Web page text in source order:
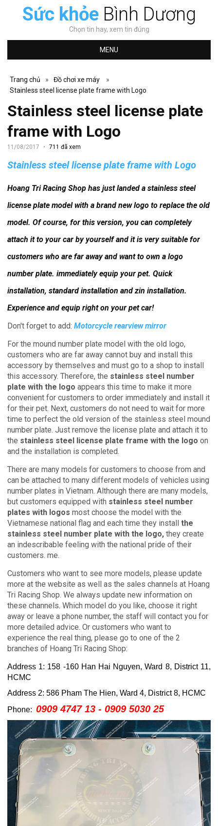
Sức khỏeBình Dương
Chọn tin hay, xem tin đúng
MENU
Trang chủ » Đồ chơi xe máy
»
Stainless steel license plate frame with Logo
Stainless steel license plate
frame with Logo
11/08/2017 711 đã xem
Stainless steel license plate frame with Logo
Hoang Tri Racing Shop has just landed a stainless steel
license plate model with a brand new logo to replace the old
model. Of course, for this version, you can completely
attach it to your car by yourself and it is very suitable for
customers who are far away and want to own a logo
number plate. immediately equip your pet. Quick
installation, standard installation and zin installation.
Experience and equip right on your pet car!
Don't forget to add: Motorcycle rearview mirror
For the mound number plate model with the old logo,
customers who are far away cannot buy and install this
accessory by themselves and must go to a shop to install
this accessory. Therefore, the stainless steel number
plate with the logo appears this time to make it more
convenient for customers to order immediately and install it
for their pet. Next, customers do not need to wait for more
time to perfect the old version of the stainless steel mound
number plate. Just remove the license plate and attach it to
the stainless steel license plate frame with the logo on
and the installation is completed.
There are many models for customers to choose from and
can be attached to many different models of vehicles using
number plates in Vietnam. Although there are many models,
but customers equipped with stainless steel number
plates with logos most choose the model with the
Vietnamese national flag and each time they install the
stainless steel number plate with the logo, they create
an indescribable feeling with the national pride of their
customers. me.
Customers who want to see more models, please update
more at the website as well as the sales channels at Hoang
Tri Racing Shop. We always update new information on
these channels. Which model do you like, choose it right
away or leave a phone number, the staff will contact you for
more detailed advice. Or customers who want to
experience the real thing, please go to one of the 2
branches of Hoang Tri Racing Shop:
Address 1: 158 -160 Han Hai Nguyen, Ward 8, District 11,
HCMC
Address 2: 586 Pham The Hien, Ward 4, District 8, HCMC
Phone: 0909 4747 13 - 0909 5030 25